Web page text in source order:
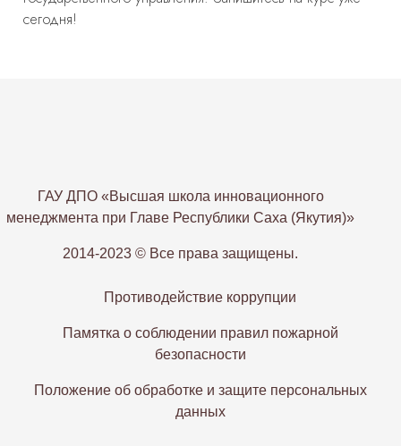
сегодня!
ГАУ ДПО «Высшая школа инновационного
менеджмента при Главе Республики Саха (Якутия)»
2014-2023 © Все права защищены.
Противодействие коррупции
Памятка о соблюдении правил пожарной
безопасности
Положение об обработке и защите персональных
данных